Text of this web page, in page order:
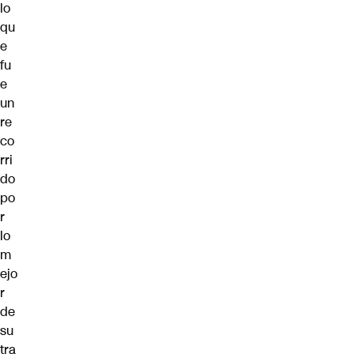
lo
qu
e
fu
e
un
re
co
rri
do
po
r
lo
m
ejo
r
de
su
tra